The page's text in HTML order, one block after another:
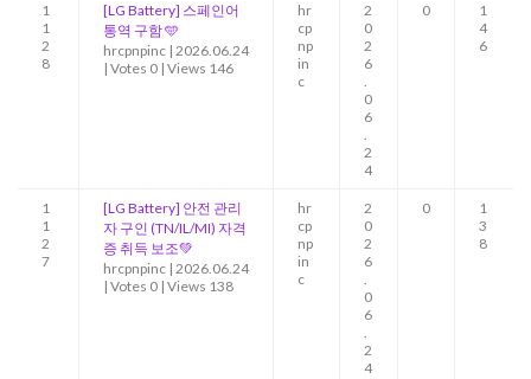
1
1
2
8
[LG Battery] 스페인어
통역 구함 🩵
hrcpnpinc | 2026.06.24
| Votes 0 | Views 146
hr
cp
np
in
c
2
0
2
6
.
0
6
.
2
4
0
1
4
6
1
1
2
7
[LG Battery] 안전 관리
자 구인 (TN/IL/MI) 자격
증 취득 보조💚
hrcpnpinc | 2026.06.24
| Votes 0 | Views 138
hr
cp
np
in
c
2
0
2
6
.
0
6
.
2
4
0
1
3
8